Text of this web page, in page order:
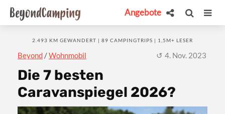
Angebote
Beyond /Wohnmobil
2.493 KM GEWANDERT | 89 CAMPINGTRIPS | 1,5M+ LESER
4. Nov. 2023
Die 7 besten
Caravanspiegel 2026?